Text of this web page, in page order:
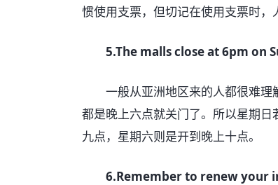
惯使用支票，但切记在使用支票时，
5.The malls close at 6pm on
一般从亚洲地区来的人都很难理
都是晚上六点就关门了。所以星期
九点，星期六则是开到晚上十点。
6.Remember to renew your